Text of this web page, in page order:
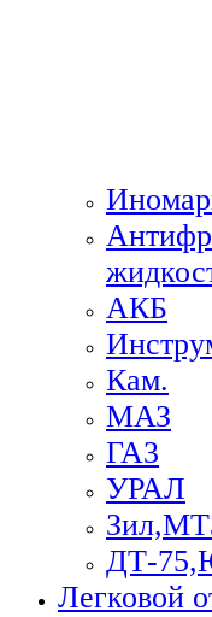
АКБ
Кам.
МАЗ
ГА3
УРАЛ
ДТ-
Легковой